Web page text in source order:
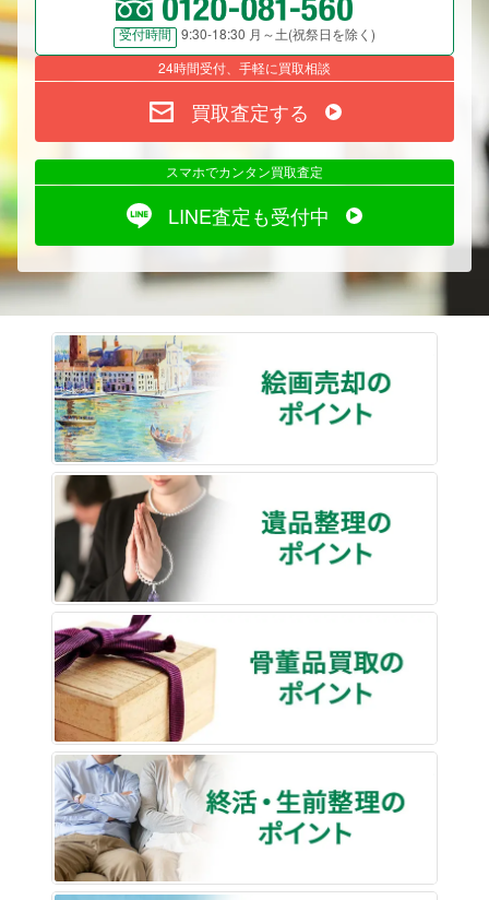
受付時間
9:30-18:30 月～土(祝祭日を除く)
24時間受付、手軽に買取相談
買取査定する
スマホでカンタン買取査定
LINE査定も受付中